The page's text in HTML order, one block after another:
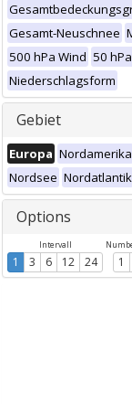
Gesamt-Neuschnee
500 hPa Wind 50
Niederschlagsform
Gebiet
Europa Nordamerika
Nordsee Nordatlantik
Options
Intervall
1 3 6 12 24 1